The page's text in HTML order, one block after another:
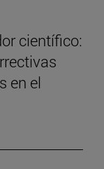
científico:
en el